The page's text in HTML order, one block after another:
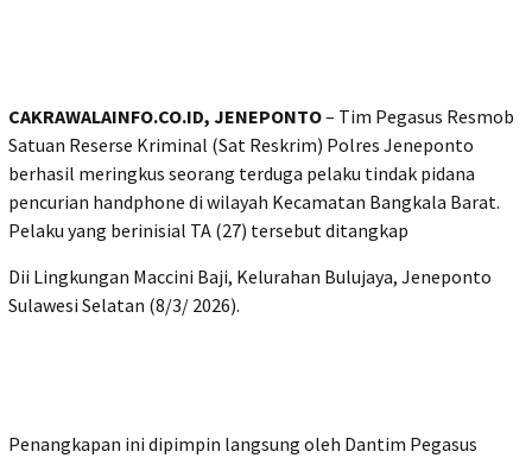
CAKRAWALAINFO.CO.ID, JENEPONTO– Tim Pegasus Resmob
Satuan Reserse Kriminal (Sat Reskrim) Polres Jeneponto
berhasil meringkus seorang terduga pelaku tindak pidana
pencurian handphone di wilayah Kecamatan Bangkala Barat.
Pelaku yang berinisial TA (27) tersebut ditangkap
Dii Lingkungan Maccini Baji, Kelurahan Bulujaya, Jeneponto
Sulawesi Selatan (8/3/ 2026).
Penangkapan ini dipimpin langsung oleh Dantim Pegasus